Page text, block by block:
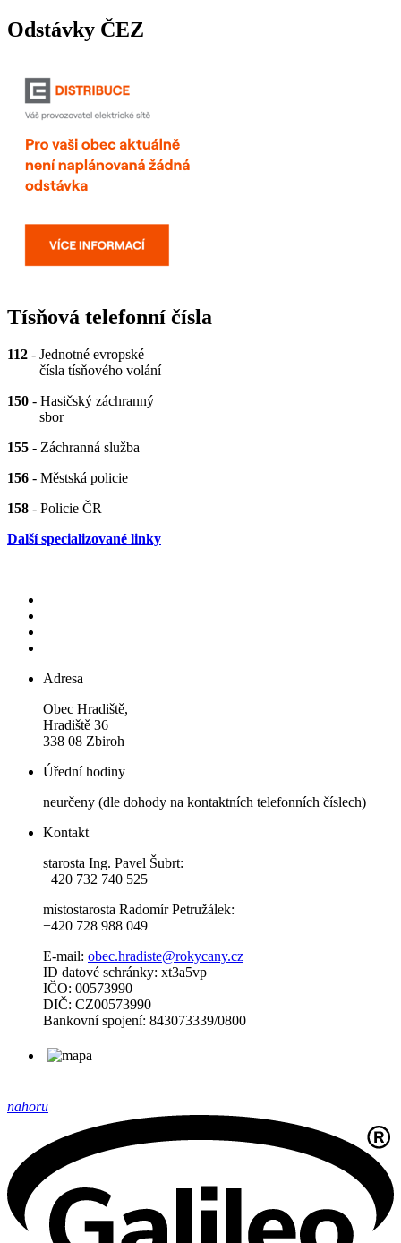
Odstávky ČEZ
Tísňová telefonní čísla
112 - Jednotné evropské
čísla tísňového volání
150 - Hasičský záchranný
sbor
155 - Záchranná služba
156 - Městská policie
158 - Policie ČR
Další specializované linky
Adresa
Obec Hradiště,
Hradiště 36
338 08 Zbiroh
Úřední hodiny
neurčeny (dle dohody na kontaktních telefonních číslech)
Kontakt
starosta Ing. Pavel Šubrt:
+420 732 740 525
místostarosta Radomír Petružálek:
+420 728 988 049
E-mail: obec.hradiste@rokycany.cz
ID datové schránky: xt3a5vp
IČO: 00573990
DIČ: CZ00573990
Bankovní spojení: 843073339/0800
nahoru